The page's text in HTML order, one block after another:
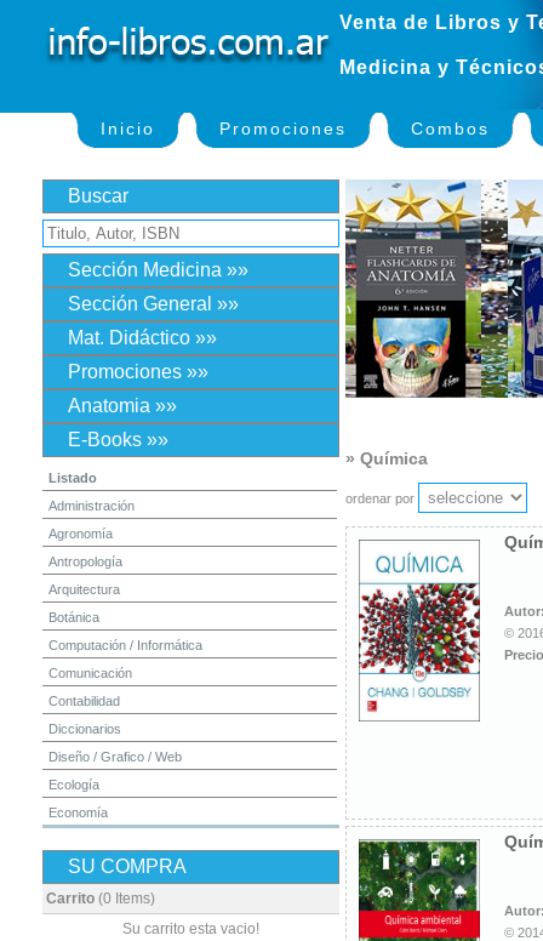
Venta de Libros y
Medicina y
Inicio Promociones Combos
Buscar
Sección Medicina »»
Sección General »»
Mat. Didáctico »»
Promociones »»
Anatomia »»
E-Books »»
Listado
Administración
Agronomía
Antropología
Arquitectura
Botánica
Computación / Informática
Comunicación
Contabilidad
Diccionarios
Diseño / Grafico / Web
Ecología
Economía
Electrónica
Estadística
SU COMPRA
Carrito (0 Items)
Su carrito esta vacio!
» Química
ordenar por
©
©